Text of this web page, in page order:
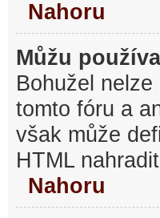
Nahoru
Můžu
Bohužel
tomto fóru a
však může
HTML
Nahoru